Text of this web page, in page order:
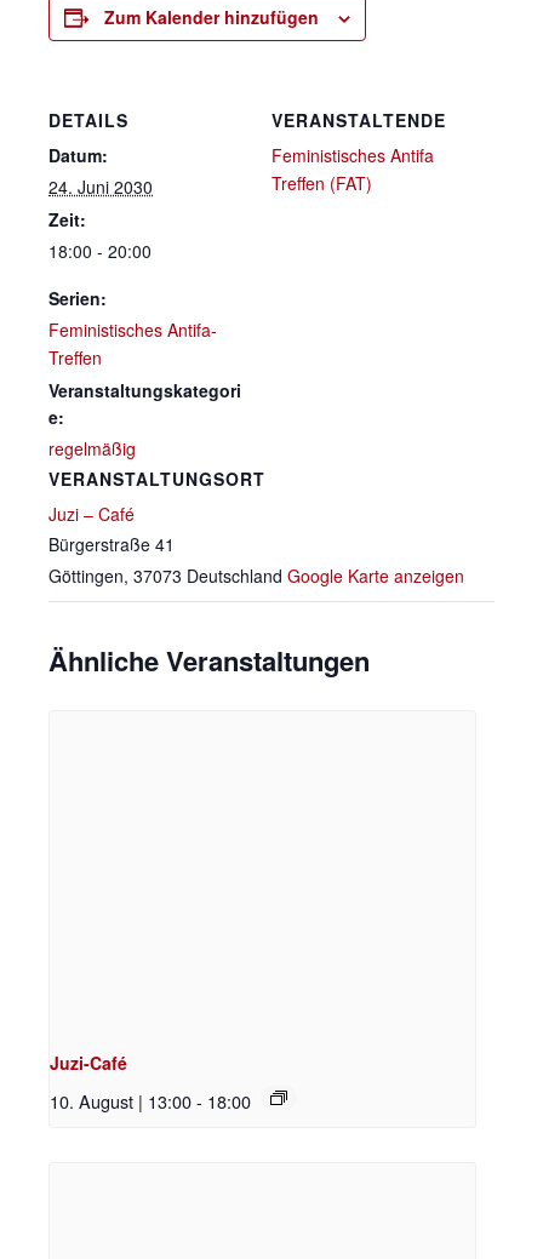
Zum Kalender hinzufügen
DETAILS
Datum:
24. Juni 2030
Zeit:
18:00 - 20:00
Serien:
Feministisches Antifa-
Treffen
Veranstaltungskategori
e:
regelmäßig
VERANSTALTUNGSORT
Juzi – Café
Bürgerstraße 41
Göttingen, 37073 Deutschland Google Karte anzeigen
VERANSTALTENDE
Feministisches Antifa
Treffen (FAT)
Ähnliche Veranstaltungen
Juzi-Café
10. August | 13:00- 18:00